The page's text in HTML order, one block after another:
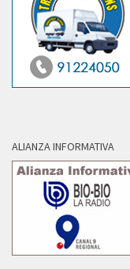
ALIANZA INFORMATIVA